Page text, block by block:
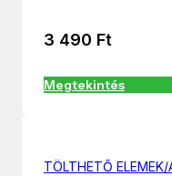
3 490 Ft
Megtekintés
TÖLTHETŐ ELEMEK/